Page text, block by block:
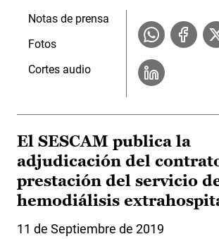
Notas de prensa
Fotos
Cortes audio
El SESCAM publica la
adjudicación del
prestación del servicio
hemodiálisis
11 de Septiembre de 2019